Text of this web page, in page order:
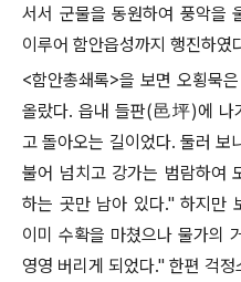
서서 군물을 동원하여 풍악을
이루어 함안읍성까지 행진하였
<함안총쇄록>을 보면 오횡묵은
올랐다. 읍내 들판(邑坪)에 나
고 돌아오는 길이었다. 둘러 보
불어 넘치고 강가는 범람하여
하는 곳만 남아 있다."하지만
이미 수확을 마쳤으나 물가의
영영 버리게 되었다." 한편 걱정